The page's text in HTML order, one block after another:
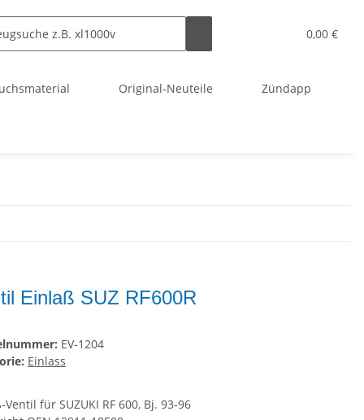
0,00 €
Original-Neuteile Zündapp
Einlaß SUZ RF600R
EV-1204
Einlass
Ventil für SUZUKI RF 600, Bj. 93-96